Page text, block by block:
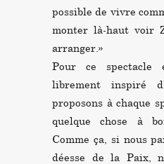
possible de vivre
monter là-haut voir
arranger.»
Pour ce
librement inspiré
proposons à chaque
quelque chose à
Comme ça, si nous
déesse de la Paix,